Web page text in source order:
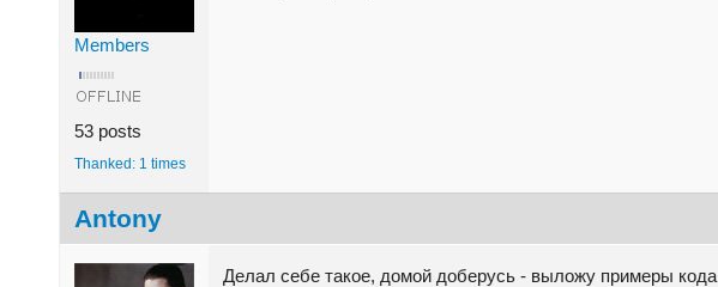
Members
53 posts
Thanked: 1 times
Antony
Делал себе такое, домой доберусь - выложу примеры кода